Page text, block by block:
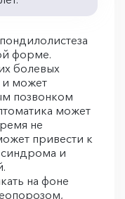
форме.
болевых
может
позвонком
может
не
привести к
синдрома и
на фоне